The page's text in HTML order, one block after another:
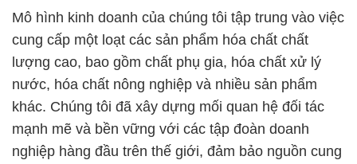
Mô hình kinh doanh của chúng tôi tập trung vào việc
cung cấp một loạt các sản phẩm hóa chất chất
lượng cao, bao gồm chất phụ gia, hóa chất xử lý
nước, hóa chất nông nghiệp và nhiều sản phẩm
khác. Chúng tôi đã xây dựng mối quan hệ đối tác
mạnh mẽ và bền vững với các tập đoàn doanh
nghiệp hàng đầu trên thế giới, đảm bảo nguồn cung